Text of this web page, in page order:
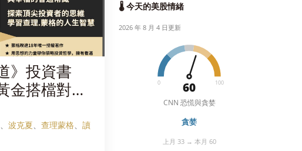
》投資書
金搭檔對投
、對世界的
、波克夏、查理蒙格、讀
🌡️ 今天的美股情緒
2026 年 8 月 4 日更新
0 100
60
CNN 恐慌與貪婪
貪婪
上月 33 → 本月 60